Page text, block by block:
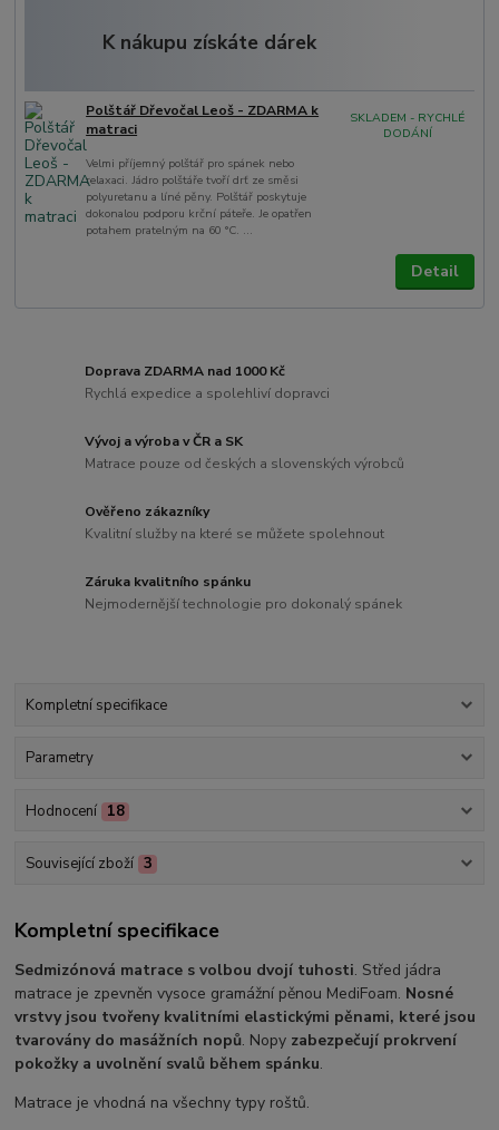
K nákupu získáte dárek
Polštář Dřevočal Leoš - ZDARMA k
matraci
Velmi příjemný polštář pro spánek nebo
relaxaci. Jádro polštáře tvoří drť ze směsi
polyuretanu a líné pěny. Polštář poskytuje
dokonalou podporu krční páteře. Je opatřen
potahem pratelným na 60 °C. ...
SKLADEM - RYCHLÉ
DODÁNÍ
Detail
Doprava ZDARMA nad 1000 Kč
Rychlá expedice a spolehliví dopravci
Vývoj a výroba v ČR a SK
Matrace pouze od českých a slovenských výrobců
Ověřeno zákazníky
Kvalitní služby na které se můžete spolehnout
Záruka kvalitního spánku
Nejmodernější technologie pro dokonalý spánek
Kompletní specifikace
Parametry
Hodnocení 18
Související zboží 3
Kompletní specifikace
Sedmizónová matrace s volbou dvojí tuhosti. Střed jádra
matrace je zpevněn vysoce gramážní pěnou MediFoam. Nosné
vrstvy jsou tvořeny kvalitními elastickými pěnami, které jsou
tvarovány do masážních nopů. Nopy zabezpečují prokrvení
pokožky a uvolnění svalů během spánku.
Matrace je vhodná na všechny typy roštů.